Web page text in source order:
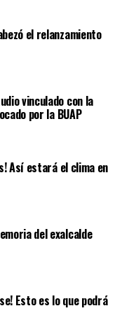
el relanzamiento
vinculado con la
por la BUAP
Así estará el clima en
del exalcalde
Esto es lo que podrá